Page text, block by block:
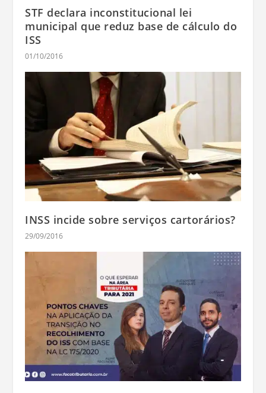
STF declara inconstitucional lei
municipal que reduz base de cálculo do
ISS
01/10/2016
INSS incide sobre serviços cartorários?
29/09/2016